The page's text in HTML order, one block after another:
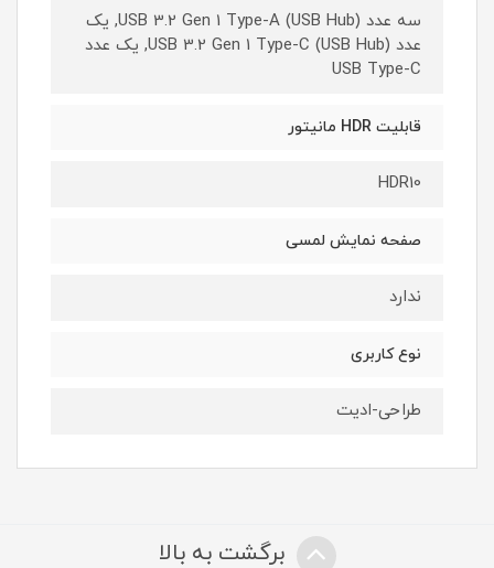
سه عدد USB 3.2 Gen 1 Type-A (USB Hub), یک
عدد USB 3.2 Gen 1 Type-C (USB Hub), یک عدد
USB Type-C
قابلیت HDR مانیتور
HDR10
صفحه نمایش لمسی
ندارد
نوع کاربری
طراحی-ادیت
برگشت به بالا